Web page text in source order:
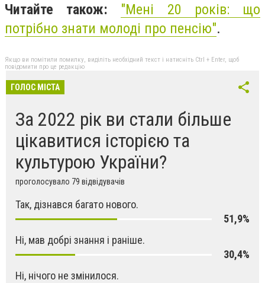
Читайте також: "Мені 20 років: що
потрібно знати молоді про пенсію".
Якщо ви помітили помилку, виділіть необхідний текст і натисніть Ctrl + Enter, щоб
повідомити про це редакцію
ГОЛОС МІСТА
За 2022 рік ви стали більше
цікавитися історією та
культурою України?
проголосувало 79 відвідувачів
Так, дізнався багато нового.
51,9%
Ні, мав добрі знання і раніше.
30,4%
Ні, нічого не змінилося.